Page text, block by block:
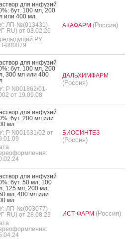
для ин­фу­зий
бут. 100 мл, 200
или 400 мл.
ЛП-№(013431)-
RU) от 03.02.26
РУ:
000079
АКАФАРМ (Россия)
для ин­фу­зий
бут. 100 мл, 200
300 мл или 400
Р N001862/01-
от 19.09.08
ДАЛЬХИМФАРМ
(Россия)
для ин­фу­зий
бут. 200 мл или
мл
Р N001631/02 от
БИОСИНТЕЗ
(Россия)
для ин­фу­зий
бут. 50 мл, 100
125 мл, 200 мл,
мл, 400 мл или
мл
ЛП-№(003077)-
RU) от 28.08.23
ИСТ-ФАРМ (Россия)